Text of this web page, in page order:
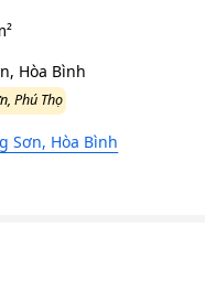
Hòa Bình
Phú Thọ
Sơn, Hòa Bình